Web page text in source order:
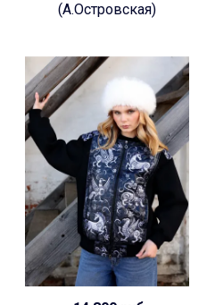
(А.Островская)